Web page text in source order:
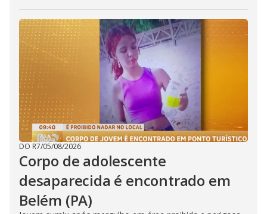
DO R7/05/08/2026
Corpo de adolescente
desaparecida é encontrado em
Belém (PA)